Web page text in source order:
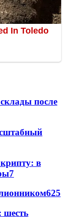
после
в
7
625
шесть